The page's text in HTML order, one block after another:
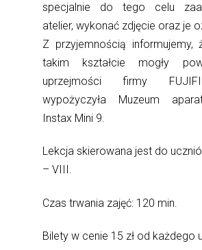
specjalnie do tego celu
atelier, wykonać zdjęcie oraz je
Z przyjemnością informujemy,
takim kształcie mogły
uprzejmości firmy
wypożyczyła Muzeum
Instax Mini 9.
Lekcja skierowana jest do
– VIII.
Czas trwania zajęć: 120 min.
Bilety w cenie 15 zł od każdego